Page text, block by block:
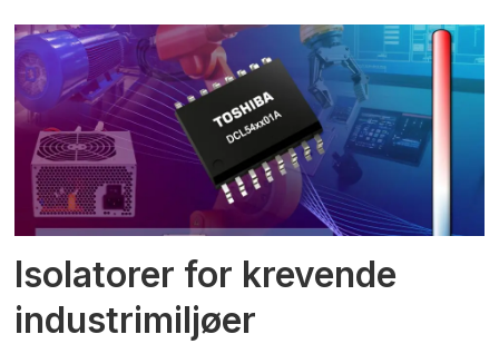
Isolatorer for krevende
industrimiljøer